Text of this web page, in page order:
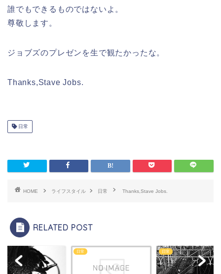
誰でもできるものではないよ。
尊敬します。
ジョブズのプレゼンを生で観たかったな。
Thanks,Stave Jobs.
日常
HOME ライフスタイル 日常 Thanks,Stave Jobs.
RELATED POST
日常 日常